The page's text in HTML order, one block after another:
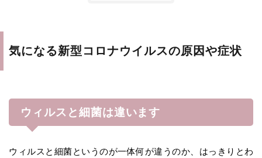
気になる新型コロナウイルスの原因や症状
ウィルスと細菌は違います
ウィルスと細菌というのが一体何が違うのか、はっきりとわ